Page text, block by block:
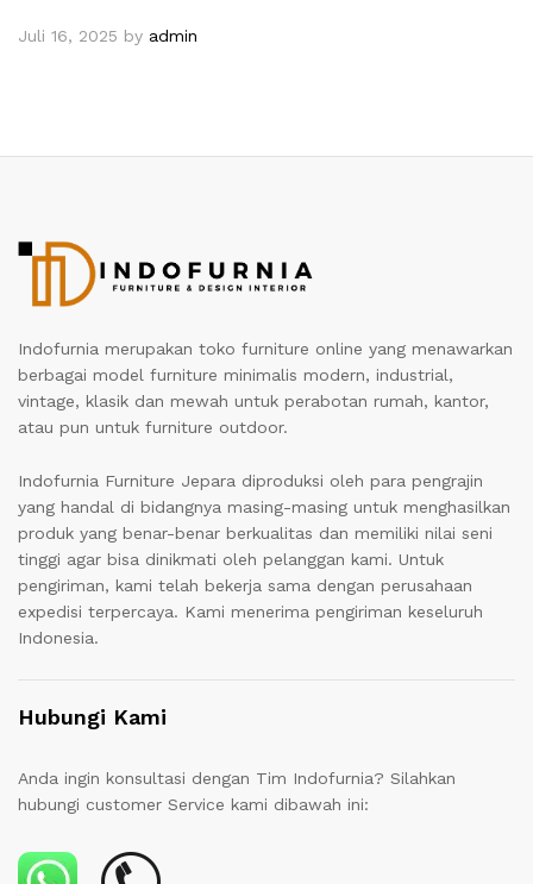
Juli 16, 2025 by admin
Indofurnia merupakan toko furniture online yang menawarkan
berbagai model furniture minimalis modern, industrial,
vintage, klasik dan mewah untuk perabotan rumah, kantor,
atau pun untuk furniture outdoor.
Indofurnia Furniture Jepara diproduksi oleh para pengrajin
yang handal di bidangnya masing-masing untuk menghasilkan
produk yang benar-benar berkualitas dan memiliki nilai seni
tinggi agar bisa dinikmati oleh pelanggan kami. Untuk
pengiriman, kami telah bekerja sama dengan perusahaan
expedisi terpercaya. Kami menerima pengiriman keseluruh
Indonesia.
Hubungi Kami
Anda ingin konsultasi dengan Tim Indofurnia? Silahkan
hubungi customer Service kami dibawah ini: